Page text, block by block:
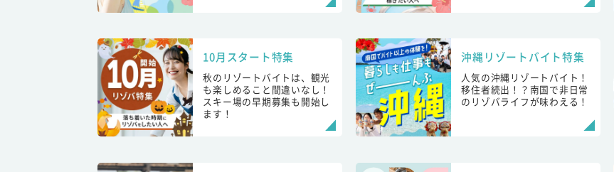
10月スタート特集
秋のリゾートバイトは、観光
も楽しめること間違いなし！
スキー場の早期募集も開始し
ます！
沖縄リゾートバイト特集
人気の沖縄リゾートバイト！
移住者続出！？南国で非日常
のリゾバライフが味わえる！